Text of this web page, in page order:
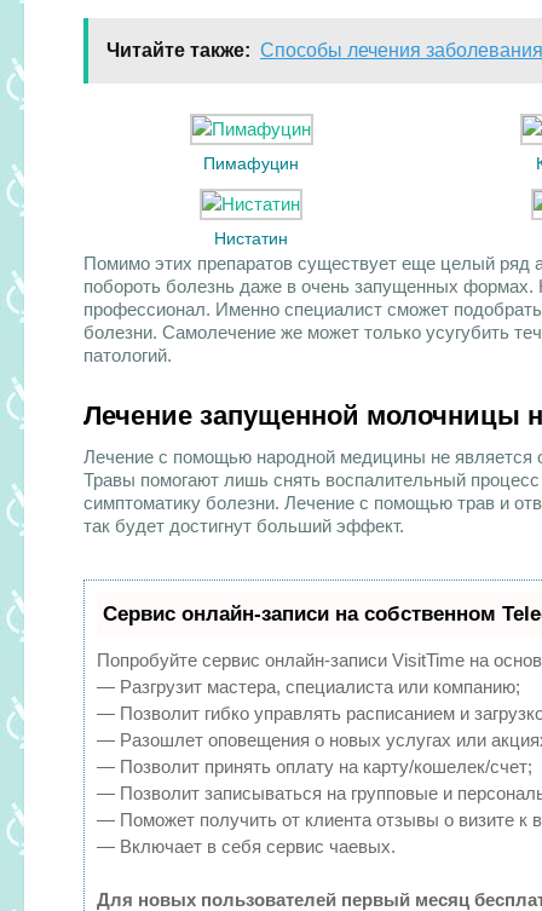
Читайте также: Способы лечения
Пимафуцин
Нистатин
Помимо этих препаратов существует еще целый ряд
побороть болезнь даже в очень запущенных формах.
профессионал. Именно специалист сможет
болезни. Самолечение же может только усугубить
патологий.
Лечение запущенной молочницы
Лечение с помощью народной медицины не является
Травы помогают лишь снять воспалительный
симптоматику болезни. Лечение с помощью трав и
так будет достигнут больший эффект.
Сервис онлайн-записи на собственном
Попробуйте сервис онлайн-записи VisitTime на
— Разгрузит мастера, специалиста или компанию;
— Позволит гибко управлять расписанием и
— Разошлет оповещения о новых услугах или
— Позволит принять оплату на карту/кошелек/счет;
— Позволит записываться на групповые и
— Поможет получить от клиента отзывы о визите к
— Включает в себя сервис чаевых.
Для новых пользователей первый месяц